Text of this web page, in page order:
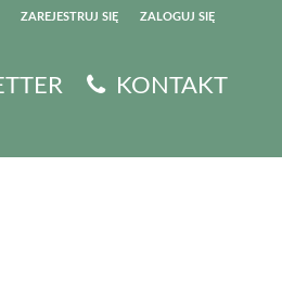
ZAREJESTRUJ SIĘ ZALOGUJ SIĘ
KONTAKT